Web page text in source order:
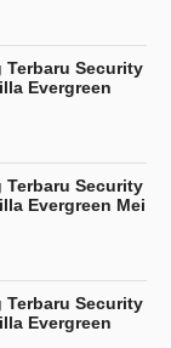
Security
Evergreen
Security
Evergreen Mei
Security
Evergreen